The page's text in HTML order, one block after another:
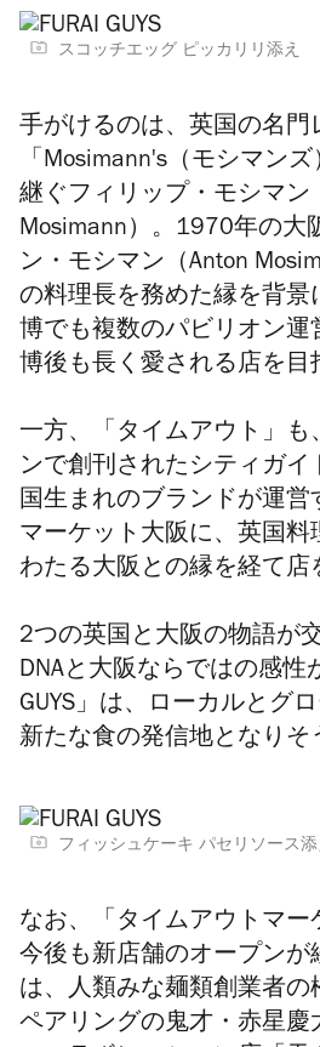
スコッチエッグ ピッカリリ添え
手がけるのは、英国の名門
「 Mosimann's （モシマン
継ぐフィリップ・モシマン
Mosimann ）。 1970年の大
ン・モシマン（Anton
の料理長を務めた縁を背景
博 でも複数のパビリオン
博後も長く愛される店を目
一方、「タイムアウト」も
ンで創刊されたシティガイ
国生まれのブランドが運営
マーケット大阪に、英国料
わたる大阪との縁を経て店
2つの英国と大阪の物語が
DNAと大阪ならではの感性
GUYS」は、ローカルとグ
新たな食の発信地となりそ
フィッシュケーキ パセリソース添
なお、「タイムアウトマー
今後も新店舗のオープンが
は、人類みな麺類創業者の
ペアリングの鬼才・赤星慶